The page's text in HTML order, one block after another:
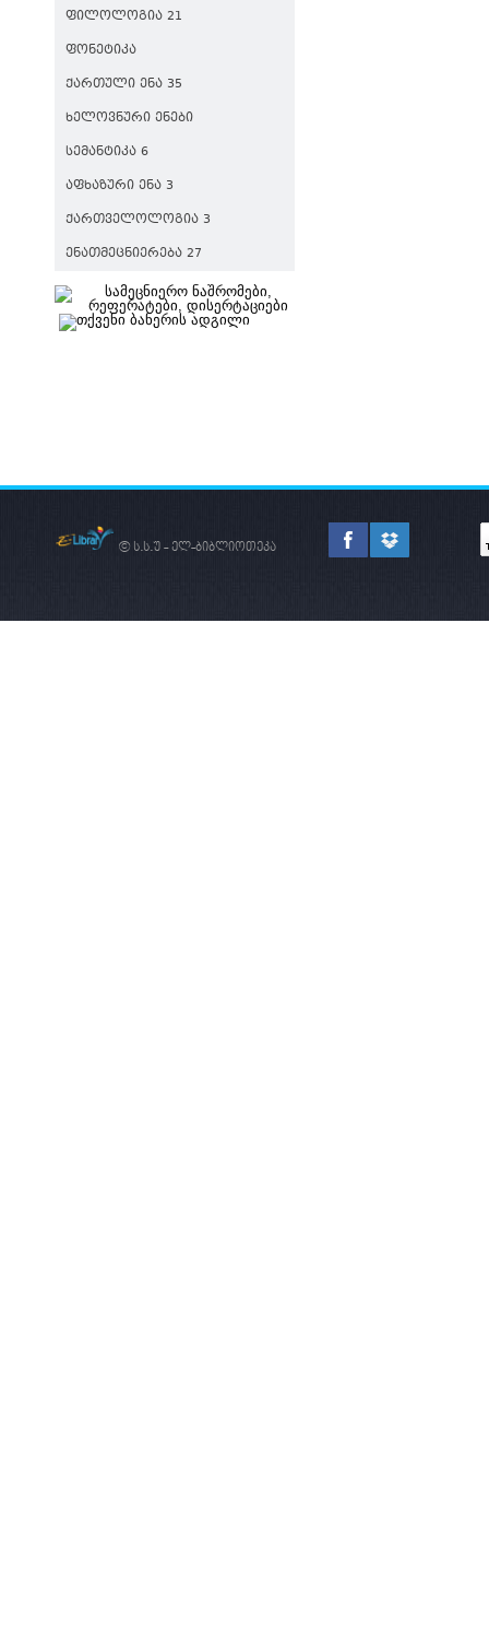
ᲤᲘᲚᲝᲚᲝᲒᲘᲐ 21
ᲤᲝᲜᲔᲢᲘᲙᲐ
ᲥᲐᲠᲗᲣᲚᲘ ᲔᲜᲐ 35
ᲮᲔᲚᲝᲕᲜᲣᲠᲘ ᲔᲜᲔᲑᲘ
ᲡᲔᲛᲐᲜᲢᲘᲙᲐ 6
ᲐᲤᲮᲐᲖᲣᲠᲘ ᲔᲜᲐ 3
ᲥᲐᲠᲗᲕᲔᲚᲝᲚᲝᲒᲘᲐ 3
ᲔᲜᲐᲗᲛᲔᲪᲜᲘᲔᲠᲔᲑᲐ 27
© ს.ს.უ - ელ-ბიბლიოთეკა